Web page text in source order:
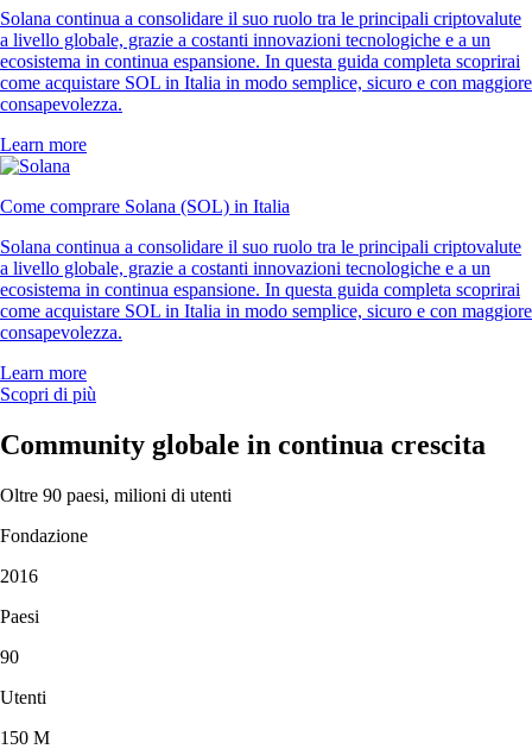
Solana continua a consolidare il suo ruolo tra le principali criptovalute
a livello globale, grazie a costanti innovazioni tecnologiche e a un
ecosistema in continua espansione. In questa guida completa scoprirai
come acquistare SOL in Italia in modo semplice, sicuro e con maggiore
consapevolezza.
Learn more
Come comprare Solana (SOL) in Italia
Solana continua a consolidare il suo ruolo tra le principali criptovalute
a livello globale, grazie a costanti innovazioni tecnologiche e a un
ecosistema in continua espansione. In questa guida completa scoprirai
come acquistare SOL in Italia in modo semplice, sicuro e con maggiore
consapevolezza.
Learn more
Scopri di più
Community globale in continua crescita
Oltre 90 paesi, milioni di utenti
Fondazione
2016
Paesi
90
Utenti
150 M